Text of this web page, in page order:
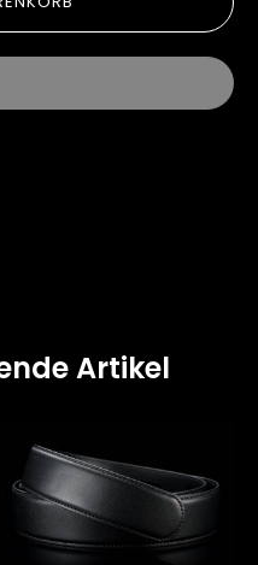
Artikel